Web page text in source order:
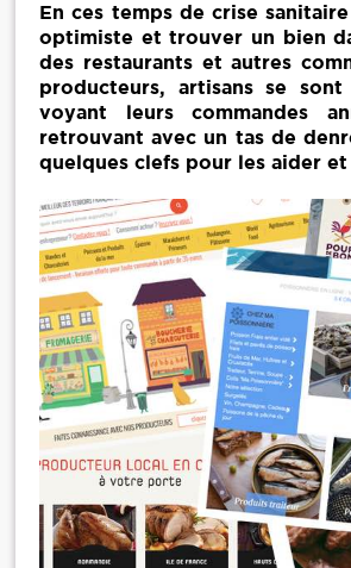
En ces temps de crise
optimiste et trouver un bien
des restaurants et autres
producteurs, artisans se
voyant leurs commandes
retrouvant avec un tas de
quelques clefs pour les aider